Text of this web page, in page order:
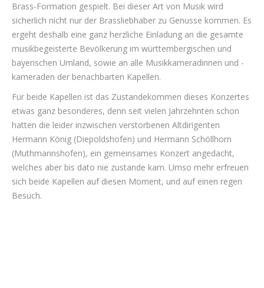
Brass-Formation gespielt. Bei dieser Art von Musik wird
sicherlich nicht nur der Brassliebhaber zu Genusse kommen. Es
ergeht deshalb eine ganz herzliche Einladung an die gesamte
musikbegeisterte Bevölkerung im württembergischen und
bayerischen Umland, sowie an alle Musikkameradinnen und -
kameraden der benachbarten Kapellen.
Für beide Kapellen ist das Zustandekommen dieses Konzertes
etwas ganz besonderes, denn seit vielen Jahrzehnten schon
hatten die leider inzwischen verstorbenen Altdirigenten
Hermann König (Diepoldshofen) und Hermann Schöllhorn
(Muthmannshofen), ein gemeinsames Konzert angedacht,
welches aber bis dato nie zustande kam. Umso mehr erfreuen
sich beide Kapellen auf diesen Moment, und auf einen regen
Besuch.